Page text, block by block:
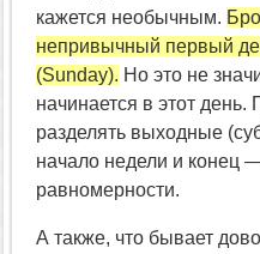
кажется необычным.
непривычный первый
(Sunday). Но это не
начинается в этот день.
разделять выходные
начало недели и конец
равномерности.
А также, что бывает